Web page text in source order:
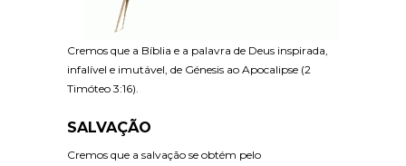
Cremos que a Bíblia e a palavra de Deus inspirada,
infalível e imutável, de Génesis ao Apocalipse (2
Timóteo 3:16).
SALVAÇÃO
Cremos que a salvação se obtém pelo